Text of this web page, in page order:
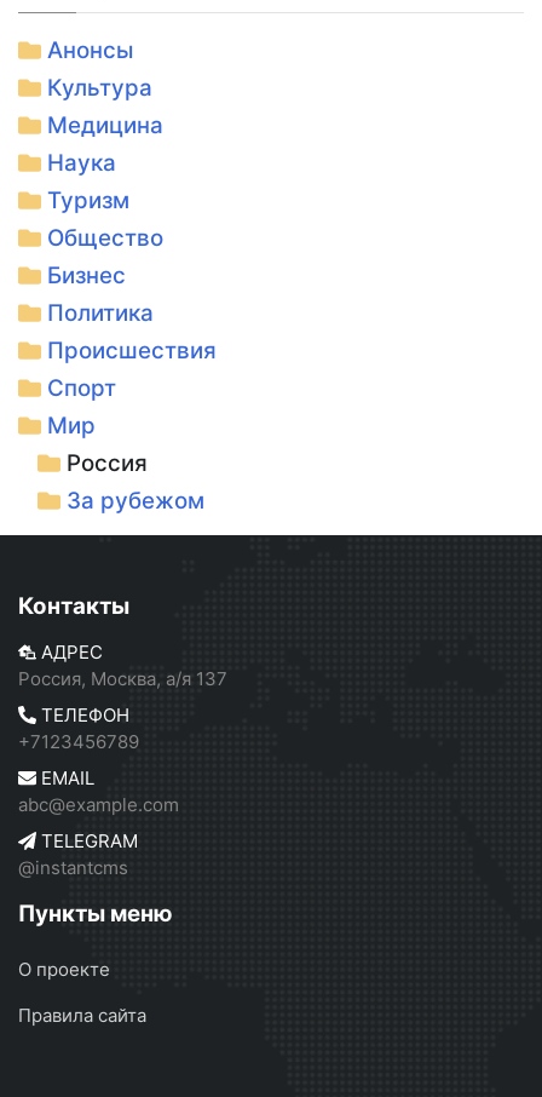
Анонсы
Культура
Медицина
Наука
Туризм
Общество
Бизнес
Политика
Происшествия
Спорт
Мир
Россия
За рубежом
Контакты
АДРЕС
Россия, Москва, а/я 137
ТЕЛЕФОН
+7123456789
EMAIL
abc@example.com
TELEGRAM
@instantcms
Пункты меню
О проекте
Правила сайта